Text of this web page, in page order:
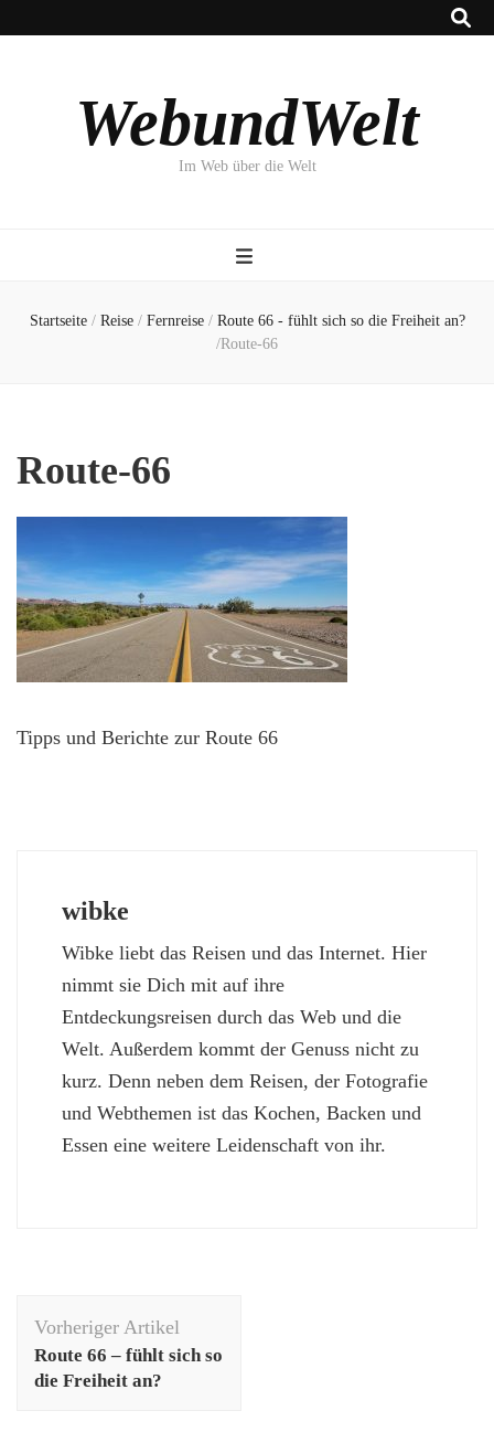
WebundWelt
Im Web über die Welt
Startseite / Reise / Fernreise / Route 66 - fühlt sich so die Freiheit an?
/Route-66
Route-66
Tipps und Berichte zur Route 66
wibke
Wibke liebt das Reisen und das Internet. Hier
nimmt sie Dich mit auf ihre
Entdeckungsreisen durch das Web und die
Welt. Außerdem kommt der Genuss nicht zu
kurz. Denn neben dem Reisen, der Fotografie
und Webthemen ist das Kochen, Backen und
Essen eine weitere Leidenschaft von ihr.
Vorheriger Artikel
Route 66 – fühlt sich so
die Freiheit an?